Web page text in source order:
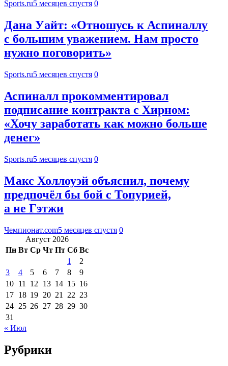
Sports.ru5 месяцев спустя 0
Дана Уайт: «Отношусь к Аспиналлу
с большим уважением. Нам просто
нужно поговорить»
Sports.ru5 месяцев спустя 0
Аспиналл прокомментировал
подписание контракта с Хирном:
«Хочу заработать как можно больше
денег»
Sports.ru5 месяцев спустя 0
Макс Холлоуэй объяснил, почему
предпочёл бы бой с Топурией,
а не Гэтжи
Чемпионат.com5 месяцев спустя 0
Август 2026
Пн Вт Ср Чт Пт Сб Вс
1
2
3
4 5 6 7 8
9
10 11 12 13 14 15 16
17 18 19 20 21 22 23
24 25 26 27 28 29 30
31
« Июл
Рубрики